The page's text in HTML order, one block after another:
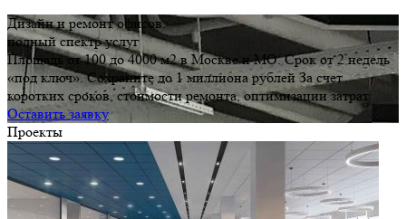
Дизайн и ремонт офисов:
полный спектр услуг
Площадь от 100 до 4000 м2 в Москве и МО. Срок от 2 недель
«под ключ». Сохраните до 1 миллиона рублей За счет
коротких сроков, стоимости ремонта, оптимизации затрат
Оставить заявку
Проекты